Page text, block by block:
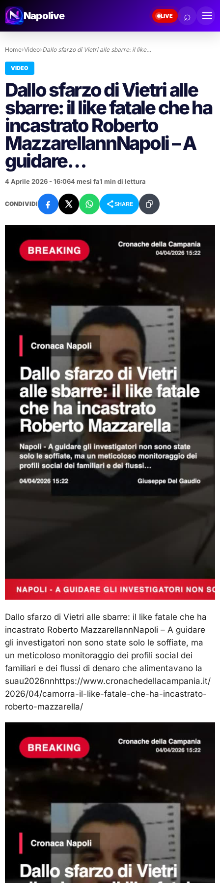
Napolive LIVE ⌕
Home›Video›Dallo sfarzo di Vietri alle sbarre: il like…
VIDEO
Dallo sfarzo di Vietri alle
sbarre: il like fatale che ha
incastrato Roberto
MazzarellannNapoli – A
guidare…
4 Aprile 2026 - 16:064 mesi fa1 min di lettura
CONDIVIDI SHARE
Dallo sfarzo di Vietri alle sbarre: il like fatale che ha
incastrato Roberto MazzarellannNapoli – A guidare
gli investigatori non sono state solo le soffiate, ma
un meticoloso monitoraggio dei profili social dei
familiari e dei flussi di denaro che alimentavano la
suau2026nnhttps://www.cronachedellacampania.it/
2026/04/camorra-il-like-fatale-che-ha-incastrato-
roberto-mazzarella/
Player